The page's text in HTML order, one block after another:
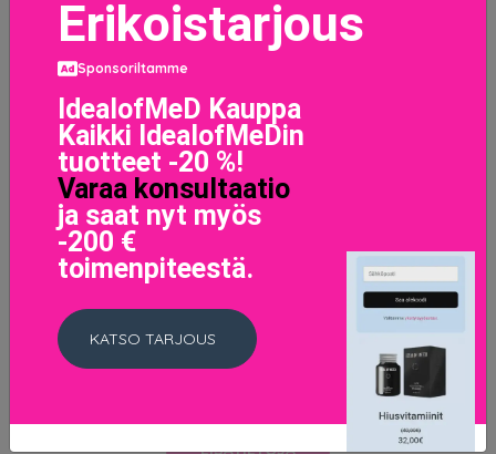
Huulipuna Modernmatte Powder Shiseido(Väri 525-
sound check 4 gr)
LISÄTIETOJA
Erikoistarjous
Sponsoriltamme
IdealofMeD Kauppa
Kaikki IdealofMeDin
tuotteet -20 %!
Varaa konsultaatio
ja saat nyt myös
-200 €
toimenpiteestä.
KATSO TARJOUS